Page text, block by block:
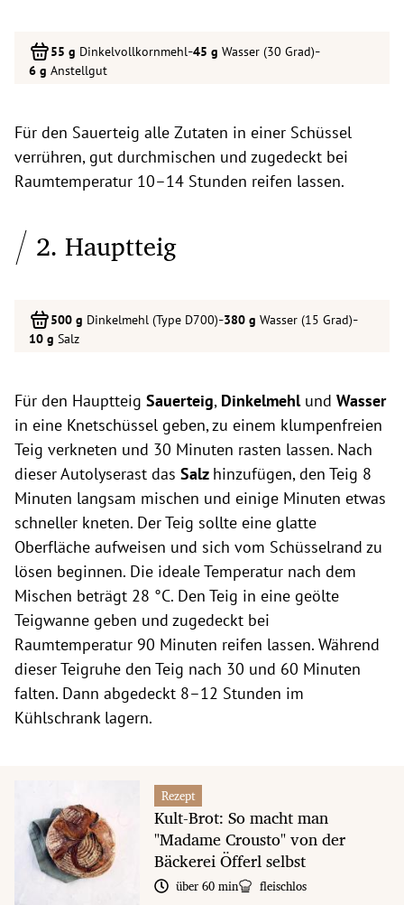
Dinkelvollkornmehl- Wasser (30 Grad)-
Anstellgut
Für den Sauerteig alle Zutaten in einer Schüssel
verrühren, gut durchmischen und zugedeckt bei
Raumtemperatur 10–14 Stunden reifen lassen.
2. Hauptteig
Dinkelmehl (Type D700)- Wasser (15 Grad)-
Salz
Für den Hauptteig Sauerteig, Dinkelmehl und Wasser
in eine Knetschüssel geben, zu einem klumpenfreien
Teig verkneten und 30 Minuten rasten lassen. Nach
dieser Autolyserast das Salz hinzufügen, den Teig 8
Minuten langsam mischen und einige Minuten etwas
schneller kneten. Der Teig sollte eine glatte
Oberfläche aufweisen und sich vom Schüsselrand zu
lösen beginnen. Die ideale Temperatur nach dem
Mischen beträgt 28 °C. Den Teig in eine geölte
Teigwanne geben und zugedeckt bei
Raumtemperatur 90 Minuten reifen lassen. Während
dieser Teigruhe den Teig nach 30 und 60 Minuten
falten. Dann abgedeckt 8–12 Stunden im
Kühlschrank lagern.
Rezept
Kult-Brot: So macht man
"Madame Crousto" von der
Bäckerei Öfferl selbst
über 60 min fleischlos